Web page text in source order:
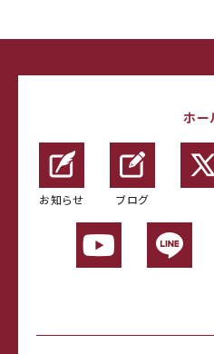
ホー
お知らせ ブログ